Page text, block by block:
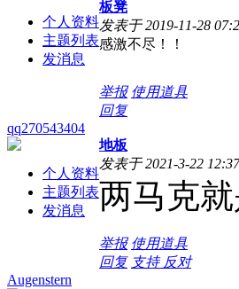
个人资料
主题列表
发消息
板凳
发表于 2019-11-28
感激不尽！！
举报 使用道具
回复
qq270543404
个人资料
主题列表
发消息
地板
发表于 2021-3-22
两马克
举报 使用道具
回复 支持 反对
Augenstern